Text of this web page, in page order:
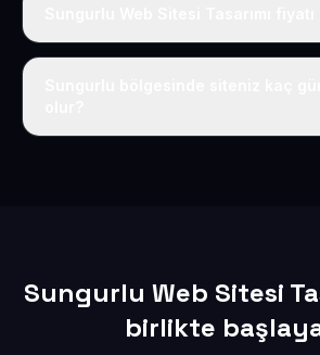
Tek fiyat uygulanır: yıllık 50 USD +
Sungurlu Web Sitesi
birlikte